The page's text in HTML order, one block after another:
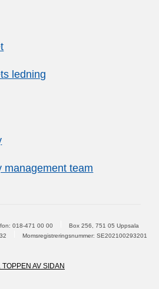
ledning
management team
018-471 00 00
Box 256, 751 05 Uppsala
Momsregistreringsnummer: SE202100293201
TOPPEN AV SIDAN